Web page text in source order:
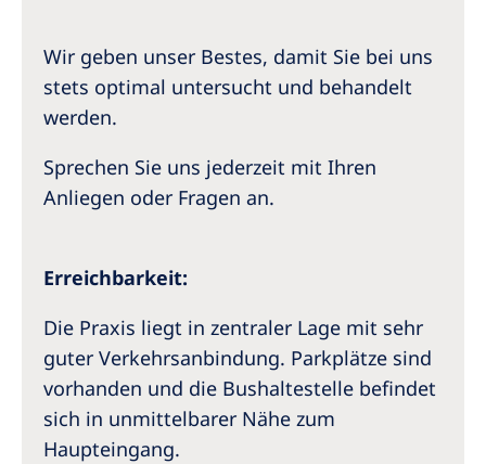
Wir geben unser Bestes, damit Sie bei uns
stets optimal untersucht und behandelt
werden.
Sprechen Sie uns jederzeit mit Ihren
Anliegen oder Fragen an.
Erreichbarkeit:
Die Praxis liegt in zentraler Lage mit sehr
guter Verkehrsanbindung. Parkplätze sind
vorhanden und die Bushaltestelle befindet
sich in unmittelbarer Nähe zum
Haupteingang.